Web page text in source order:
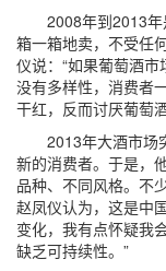
2008年到2013年
箱一箱地卖，不受任
仪说：“如果葡萄酒
没有多样性，消费者
干红，反而讨厌葡萄
2013年大酒市场突
新的消费者。于是，
品种、不同风格。不
赵凤仪认为，这是中
变化，我有点怀疑我
缺乏可持续性。”